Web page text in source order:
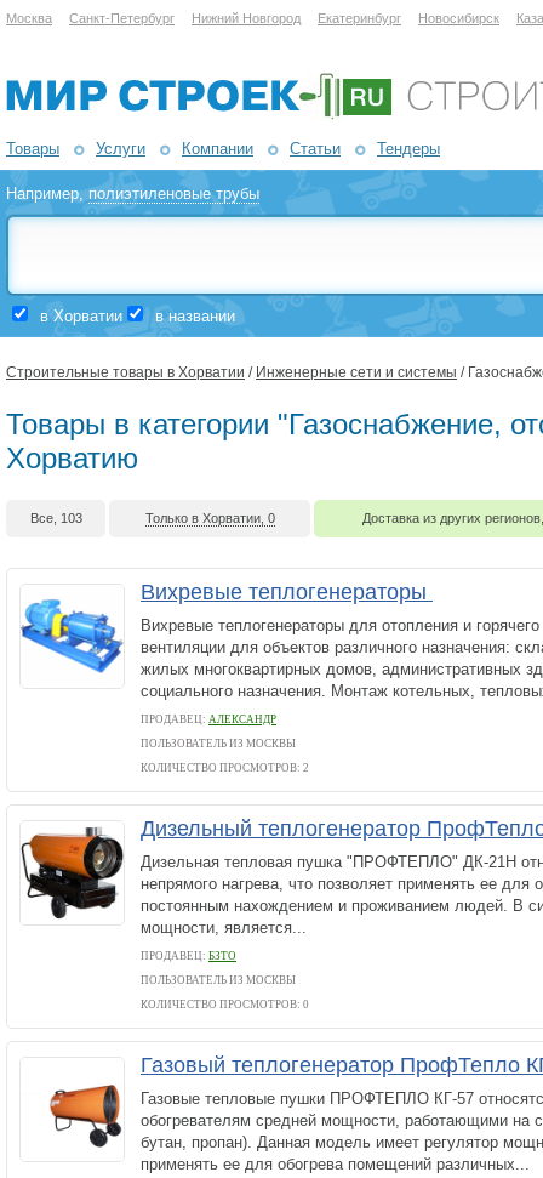
Москва Санкт-Петербург Нижний Новгород Екатеринбург Новосибирск
Товары Услуги Компании Статьи Тендеры
Например,полиэтиленовые трубы
в Хорватии в названии
Строительные товары в Хорватии / Инженерные сети и системы /
Товары в категории "Газоснабжение,
Хорватию
Все, 103 Только в Хорватии, 0 Доставка из других
Вихревые теплогенераторы
Вихревые теплогенераторы для отопления и
вентиляции для объектов различного назначения:
жилых многоквартирных домов, административных
социального назначения. Монтаж котельных,
ПРОДАВЕЦ: АЛЕКСАНДР
ПОЛЬЗОВАТЕЛЬ ИЗ МОСКВЫ
КОЛИЧЕСТВО ПРОСМОТРОВ: 2
Дизельный теплогенератор
Дизельная тепловая пушка "ПРОФТЕПЛО" ДК-21Н
непрямого нагрева, что позволяет применять ее для
постоянным нахождением и проживанием людей. В
мощности, является...
ПРОДАВЕЦ: БЗТО
ПОЛЬЗОВАТЕЛЬ ИЗ МОСКВЫ
КОЛИЧЕСТВО ПРОСМОТРОВ: 0
Газовый теплогенератор ПрофТепло
Газовые тепловые пушки ПРОФТЕПЛО КГ-57
обогревателям средней мощности, работающими на
бутан, пропан). Данная модель имеет регулятор
применять ее для обогрева помещений различных...